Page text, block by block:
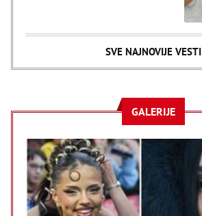
SVE NAJNOVIJE VESTI
GALERIJE